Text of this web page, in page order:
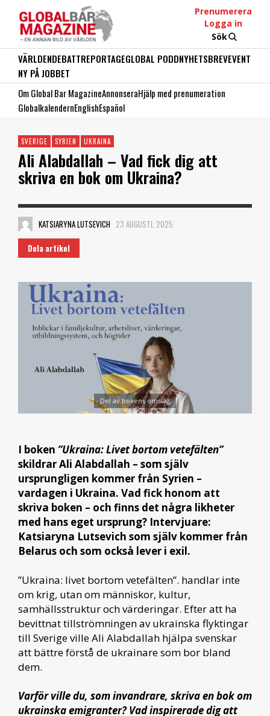
Prenumerera
Logga in
Sök
VÄRLDENDEBATTREPORTAGEGLOBAL PODDNYHETSBREVEVENT
NY PÅ JOBBET
Om Global Bar MagazineAnnonseraHjälp med prenumeration
GlobalkalendernEnglishEspañol
SVERIGE SYRIEN UKRAINA
Ali Alabdallah – Vad fick dig att
skriva en bok om Ukraina?
KATSIARYNA LUTSEVICH 23 AUGUSTI, 2025
Dela artikel
Del av bokens omslag
I boken ”Ukraina: Livet bortom vetefälten”
skildrar Ali Alabdallah – som själv
ursprungligen kommer från Syrien –
vardagen i Ukraina. Vad fick honom att
skriva boken – och finns det några likheter
med hans eget ursprung? Intervjuare:
Katsiaryna Lutsevich som själv kommer från
Belarus och som också lever i exil.
”Ukraina: livet bortom vetefälten”. handlar inte
om krig, utan om människor, kultur,
samhällsstruktur och värderingar. Efter att ha
bevittnat tillströmningen av ukrainska flyktingar
till Sverige ville Ali Alabdallah hjälpa svenskar
att bättre förstå de ukrainare som bor bland
dem.
Varför ville du, som invandrare, skriva en bok om
ukrainska emigranter? Vad inspirerade dig att